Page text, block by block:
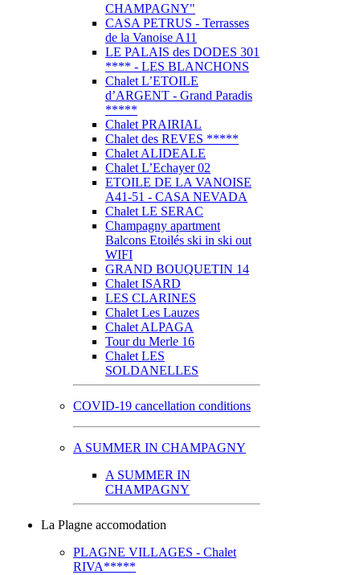
CHAMPAGNY"
CASA PETRUS - Terrasses
de la Vanoise A11
LE PALAIS des DODES 301
**** - LES BLANCHONS
Chalet L’ETOILE
d’ARGENT - Grand Paradis
*****
Chalet PRAIRIAL
Chalet des REVES *****
Chalet ALIDEALE
Chalet L’Echayer 02
ETOILE DE LA VANOISE
A41-51 - CASA NEVADA
Chalet LE SERAC
Champagny apartment
Balcons Etoilés ski in ski out
WIFI
GRAND BOUQUETIN 14
Chalet ISARD
LES CLARINES
Chalet Les Lauzes
Chalet ALPAGA
Tour du Merle 16
Chalet LES
SOLDANELLES
COVID-19 cancellation conditions
A SUMMER IN CHAMPAGNY
A SUMMER IN
CHAMPAGNY
La Plagne accomodation
PLAGNE VILLAGES - Chalet
RIVA*****